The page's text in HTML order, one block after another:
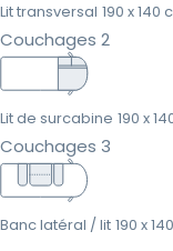
Lit transversal 190 x 140
Couchages 2
Lit de surcabine 190 x
Couchages 3
Banc latéral / lit 190 x